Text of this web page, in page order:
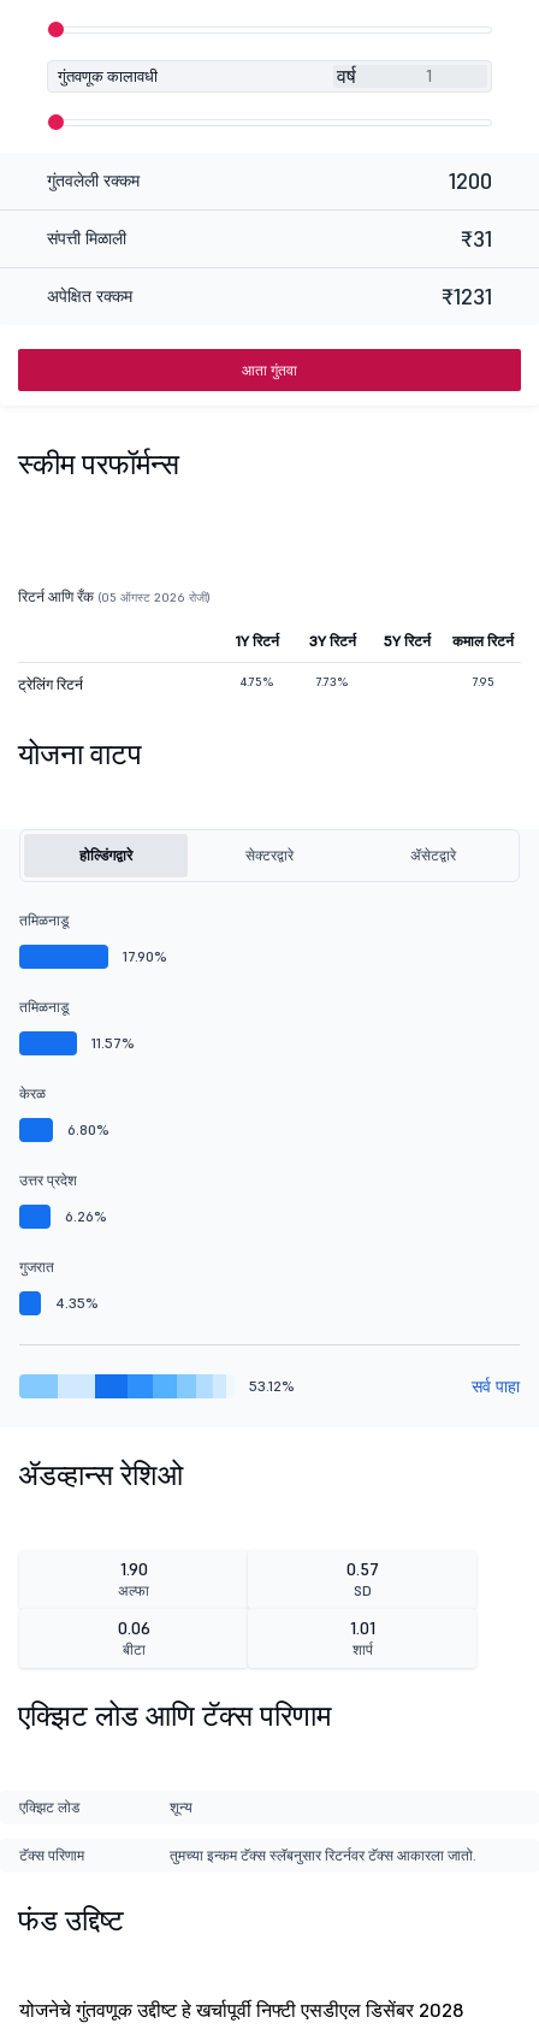
गुंतवणूक कालावधी वर्ष
गुंतवलेली रक्कम 1200
संपत्ती मिळाली ₹31
अपेक्षित रक्कम ₹1231
आता गुंतवा
स्कीम परफॉर्मन्स
रिटर्न आणि रँक (05 ऑगस्ट 2026 रोजी)
1Y रिटर्न 3Y रिटर्न 5Y रिटर्न कमाल रिटर्न
ट्रेलिंग रिटर्न 4.75% 7.73% 7.95
योजना वाटप
होल्डिंगद्वारे सेक्टरद्वारे ॲसेटद्वारे
तमिळनाडू
17.90%
तमिळनाडू
11.57%
केरळ
6.80%
उत्तर प्रदेश
6.26%
गुजरात
4.35%
53.12% सर्व पाहा
ॲडव्हान्स रेशिओ
1.90
अल्फा
0.57
SD
0.06
बीटा
1.01
शार्प
एक्झिट लोड आणि टॅक्स परिणाम
एक्झिट लोड शून्य
टॅक्स परिणाम तुमच्या इन्कम टॅक्स स्लॅबनुसार रिटर्नवर टॅक्स आकारला जातो.
फंड उद्दिष्ट
योजनेचे गुंतवणूक उद्दीष्ट हे खर्चापूर्वी निफ्टी एसडीएल डिसेंबर 2028